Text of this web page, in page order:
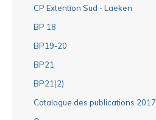
CP Extention Sud - Laeken
BP 18
BP19-20
BP21
BP21(2)
Catalogue des publications 2017